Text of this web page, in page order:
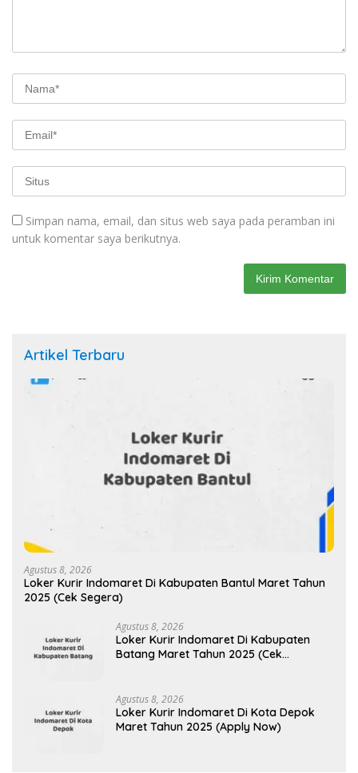
Simpan nama, email, dan situs web saya pada peramban ini
untuk komentar saya berikutnya.
Artikel Terbaru
Agustus 8, 2026
Loker Kurir Indomaret Di Kabupaten Bantul Maret Tahun
2025 (Cek Segera)
Agustus 8, 2026
Loker Kurir Indomaret Di Kabupaten
Batang Maret Tahun 2025 (Cek
Agustus 8, 2026
Loker Kurir Indomaret Di Kota Depok
Maret Tahun 2025 (Apply Now)